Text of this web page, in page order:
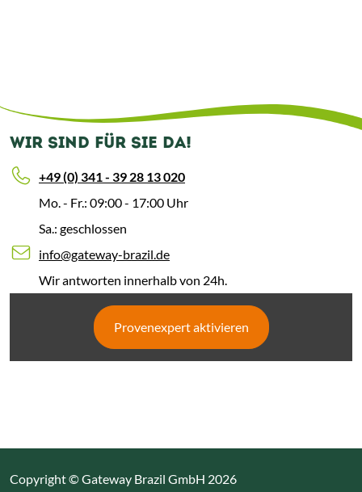
WIR SIND FÜR SIE DA!
+49 (0) 341 - 39 28 13 020
Mo. - Fr.: 09:00 - 17:00 Uhr
Sa.: geschlossen
info@gateway-brazil.de
Wir antworten innerhalb von 24h.
Provenexpert aktivieren
Copyright © Gateway Brazil GmbH 2026